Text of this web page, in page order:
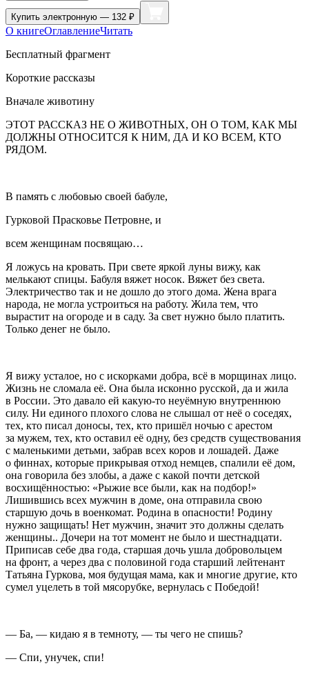
Купить электронную — 132 ₽
О книгеОглавлениеЧитать
Бесплатный фрагмент
Короткие рассказы
Вначале животину
ЭТОТ РАССКАЗ НЕ О ЖИВОТНЫХ, ОН О ТОМ, КАК МЫ
ДОЛЖНЫ ОТНОСИТСЯ К НИМ, ДА И КО ВСЕМ, КТО
РЯДОМ.
В память с любовью своей бабуле,
Гурковой Прасковье Петровне, и
всем женщинам посвящаю…
Я ложусь на кровать. При свете яркой луны вижу, как
мелькают спицы. Бабуля вяжет носок. Вяжет без света.
Электричество так и не дошло до этого дома. Жена врага
народа, не могла устроиться на работу. Жила тем, что
вырастит на огороде и в саду. За свет нужно было платить.
Только денег не было.
Я вижу усталое, но с искорками добра, всё в морщинах лицо.
Жизнь не сломала её. Она была исконно русской, да и жила
в России. Это давало ей какую-то неуёмную внутреннюю
силу. Ни единого плохого слова не слышал от неё о соседях,
тех, кто писал доносы, тех, кто пришёл ночью с арестом
за мужем, тех, кто оставил её одну, без средств существования
с маленькими детьми, забрав всех коров и лошадей. Даже
о финнах, которые прикрывая отход немцев, спалили её дом,
она говорила без злобы, а даже с какой почти детской
восхищённостью: «Рыжие все были, как на подбор!»
Лишившись всех мужчин в доме, она отправила свою
старшую дочь в военкомат. Родина в опасности! Родину
нужно защищать! Нет мужчин, значит это должны сделать
женщины.. Дочери на тот момент не было и шестнадцати.
Приписав себе два года, старшая дочь ушла добровольцем
на фронт, а через два с половиной года старший лейтенант
Татьяна Гуркова, моя будущая мама, как и многие другие, кто
сумел уцелеть в той мясорубке, вернулась с Победой!
— Ба, — кидаю я в темноту, — ты чего не спишь?
— Спи, унучек, спи!